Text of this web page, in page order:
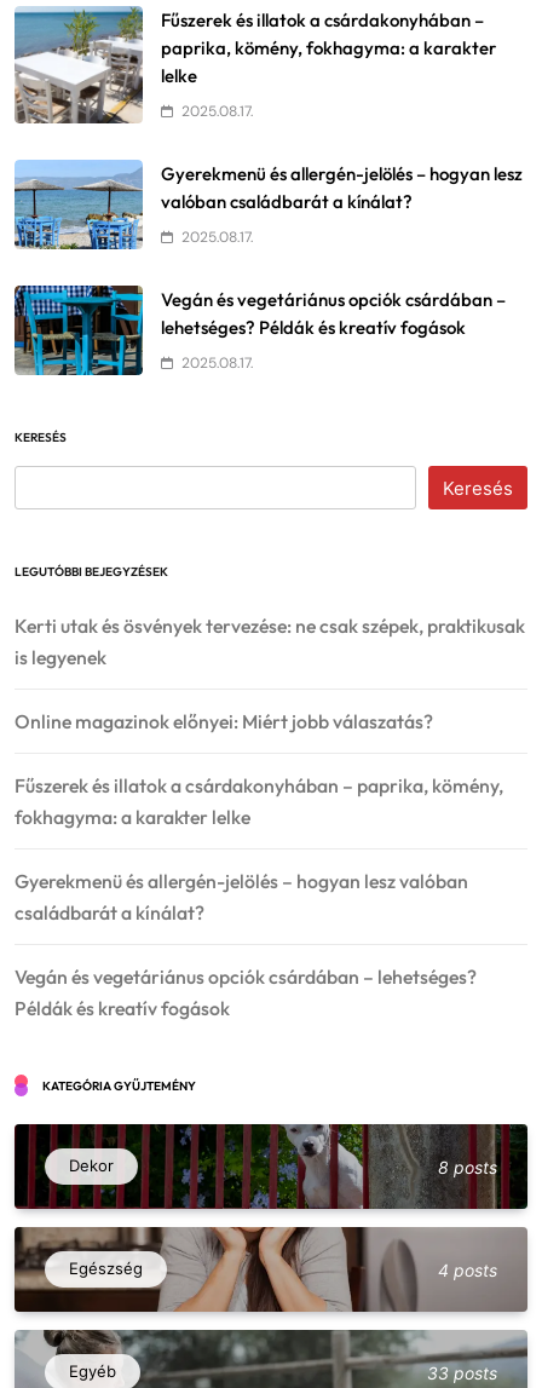
Fűszerek és illatok a csárdakonyhában –
paprika, kömény, fokhagyma: a karakter
lelke
2025.08.17.
Gyerekmenü és allergén-jelölés – hogyan lesz
valóban családbarát a kínálat?
2025.08.17.
Vegán és vegetáriánus opciók csárdában –
lehetséges? Példák és kreatív fogások
2025.08.17.
KERESÉS
Keresés
LEGUTÓBBI BEJEGYZÉSEK
Kerti utak és ösvények tervezése: ne csak szépek, praktikusak
is legyenek
Online magazinok előnyei: Miért jobb válaszatás?
Fűszerek és illatok a csárdakonyhában – paprika, kömény,
fokhagyma: a karakter lelke
Gyerekmenü és allergén-jelölés – hogyan lesz valóban
családbarát a kínálat?
Vegán és vegetáriánus opciók csárdában – lehetséges?
Példák és kreatív fogások
KATEGÓRIA GYŰJTEMÉNY
Dekor 8 posts
Egészség 4 posts
Egyéb 33 posts
Vegán és vegetáriánus opciók csárdában
– lehetséges? Példák és kreatív fogások